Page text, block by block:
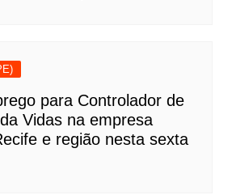
para Controlador de
Vidas na empresa
e região nesta sexta